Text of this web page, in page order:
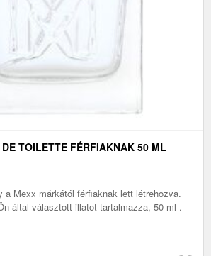
DE TOILETTE FÉRFIAKNAK 50 ML
a Mexx márkától férfiaknak lett létrehozva.
által választott illatot tartalmazza, 50 ml .